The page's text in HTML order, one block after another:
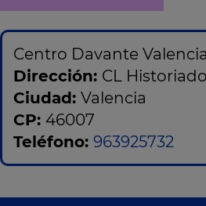
Centro Davante
Dirección: CL
Ciudad: Valencia
CP: 46007
Teléfono: 963925732